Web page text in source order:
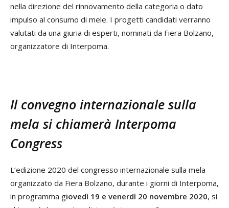
nella direzione del rinnovamento della categoria o dato
impulso al consumo di mele. I progetti candidati verranno
valutati da una giuria di esperti, nominati da Fiera Bolzano,
organizzatore di Interpoma.
Il convegno internazionale sulla
mela si chiamerà Interpoma
Congress
L’edizione 2020 del congresso internazionale sulla mela
organizzato da Fiera Bolzano, durante i giorni di Interpoma,
in programma giovedì 19 e venerdì 20 novembre 2020, si